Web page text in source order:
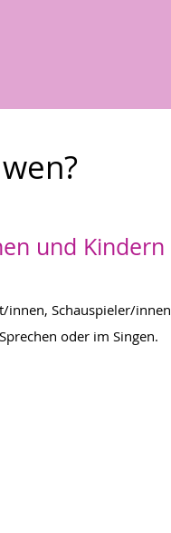
und Kindern
Schauspieler/
oder im Singen.